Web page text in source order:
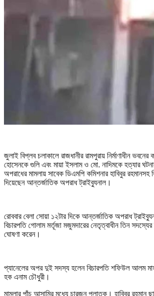
জুলাই বিপ্লব চলাকালে রাজধানীর রামপুরায় নির্মাণাধীন ভবনের
হোসেনকে গুলি এবং মায়া ইসলাম ও মো. নাদিমকে হত্যার
অপরাধের মামলায় সাবেক ডিএমপি কমিশনার হাবিবুর
দিয়েছেন আন্তর্জাতিক অপরাধ ট্রাইব্যুনাল।
রোববার বেলা সোয়া ১২টার দিকে আন্তর্জাতিক অপরাধ
বিচারপতি গোলাম মর্তূজা মজুমদারের নেতৃত্বাধীন তিন সদস্যের
ঘোষণা করেন।
প্যানেলের অপর দুই সদস্য হলেন বিচারপতি শফিউল আলম
হক এনাম চৌধুরী।
মামলার পাঁচ আসামির মধ্যে চারজন পলাতক। হাবিবুর রহমান